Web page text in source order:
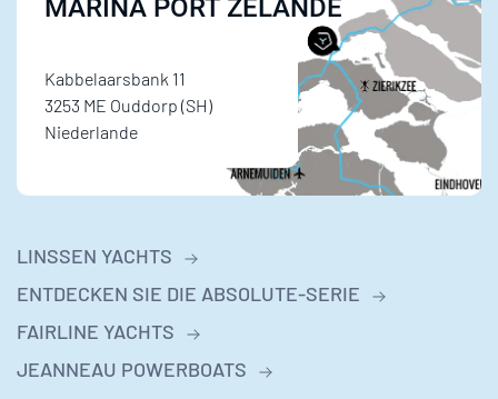
MARINA PORT ZÉLANDE
Kabbelaarsbank 11
3253 ME Ouddorp (SH)
Niederlande
LINSSEN YACHTS
ENTDECKEN SIE DIE ABSOLUTE-SERIE
FAIRLINE YACHTS
JEANNEAU POWERBOATS